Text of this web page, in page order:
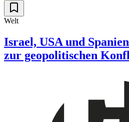
Welt
Israel, USA und
zur geopolitischen